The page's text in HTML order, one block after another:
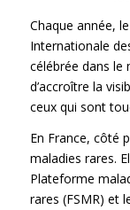
Chaque année,
Internationale
célébrée dans le
d’accroître la
ceux qui sont
En France, côté
maladies rares.
Plateforme
rares (FSMR) et